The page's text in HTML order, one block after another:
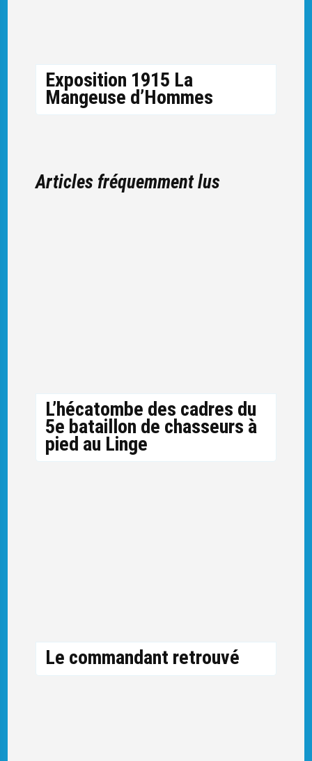
Exposition 1915 La
Mangeuse d’Hommes
Articles fréquemment lus
L’hécatombe des cadres du
5e bataillon de chasseurs à
pied au Linge
Le commandant retrouvé